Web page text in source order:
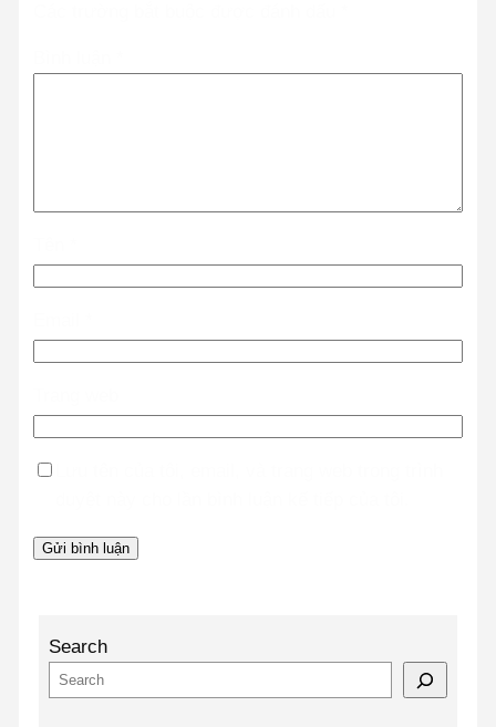
Search